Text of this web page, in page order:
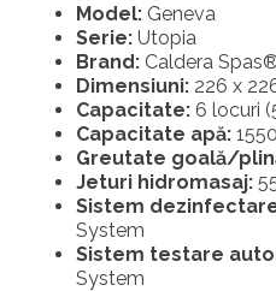
Model: Geneva
Serie: Utopia
Brand: Caldera
Dimensiuni: 226 x
Capacitate: 6 locuri
Capacitate apă:
Greutate goală/
Jeturi hidromasaj:
Sistem
System
Sistem ⁠testare
System